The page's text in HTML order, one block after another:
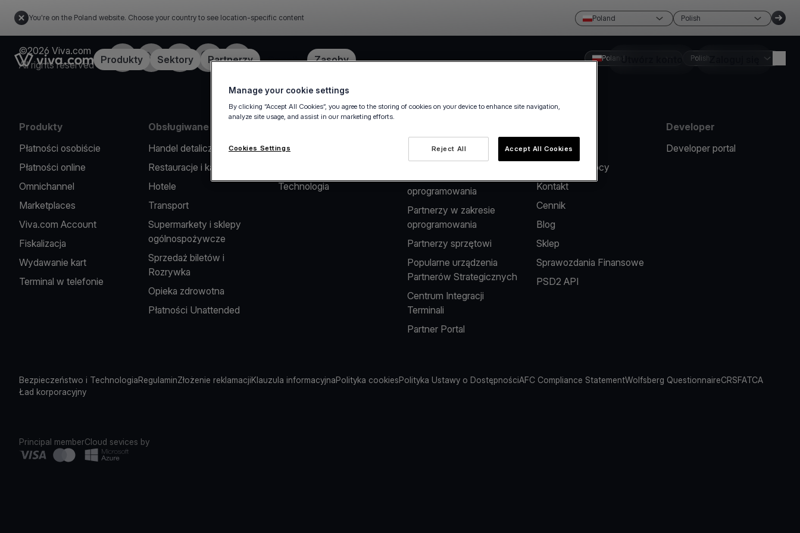
You're on the Poland website. Choose your country to see location-specific content Poland Polish
Link to the homepageProdukty Sektory Partnerzy Cennik Zasoby Utwórz konto
©2026 Viva.com
All rights reserved
Facebook
X LinkedInInstagramYouTube Poland Polish
Produkty
Płatności osobiście
Płatności online
Omnichannel
Marketplaces
Viva.com Account
Fiskalizacja
Wydawanie kart
Terminal w telefonie
Obsługiwane branże
Handel detaliczny
Restauracje i kawiarnie
Hotele
Transport
Supermarkety i sklepy
ogólnospożywcze
Sprzedaż biletów i
Rozrywka
Opieka zdrowotna
Płatności Unattended
Firma
Technologia
Partnerów
Rozwiązania płatnicze dla
oprogramowania
Partnerzy w zakresie
oprogramowania
Partnerzy sprzętowi
Popularne urządzenia
Partnerów Strategicznych
Centrum Integracji
Terminali
Partner Portal
Zgłoś problem
Centrum pomocy
Kontakt
Cennik
Blog
Sklep
Sprawozdania Finansowe
PSD2 API
Developer
Developer portal
Bezpieczeństwo i TechnologiaRegulaminZłożenie reklamacjiKlauzula informacyjnaPolityka cookiesPolityka Ustawy o DostępnościAFC Compliance StatementWolfsberg QuestionnaireCRSFATCA
Ład korporacyjny
Principal memberCloud sevices by
Manage your cookie settings
By clicking “Accept All Cookies”, you agree to the storing of cookies on your device to enhance site navigation,
analyze site usage, and assist in our marketing efforts.
Reject All Accept All Cookies
Cookies Settings